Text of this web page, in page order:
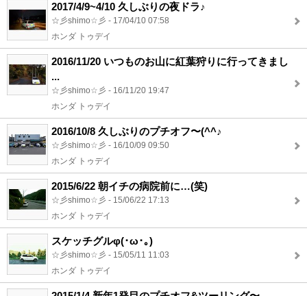
2017/4/9~4/10 久しぶりの夜ドラ♪
☆彡shimo☆彡 - 17/04/10 07:58
ホンダ トゥデイ
2016/11/20 いつものお山に紅葉狩りに行ってきまし
...
☆彡shimo☆彡 - 16/11/20 19:47
ホンダ トゥデイ
2016/10/8 久しぶりのプチオフ〜(^^♪
☆彡shimo☆彡 - 16/10/09 09:50
ホンダ トゥデイ
2015/6/22 朝イチの病院前に…(笑)
☆彡shimo☆彡 - 15/06/22 17:13
ホンダ トゥデイ
スケッチグルφ(･ω･｡)
☆彡shimo☆彡 - 15/05/11 11:03
ホンダ トゥデイ